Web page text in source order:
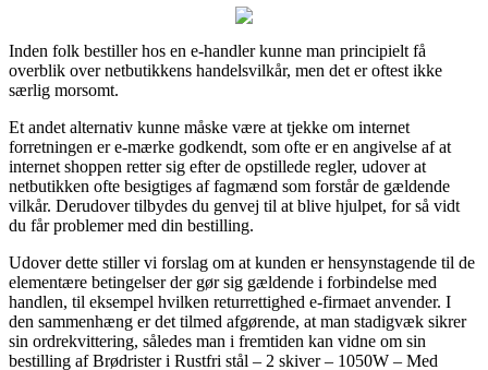
Inden folk bestiller hos en e-handler kunne man principielt få
overblik over netbutikkens handelsvilkår, men det er oftest ikke
særlig morsomt.
Et andet alternativ kunne måske være at tjekke om internet
forretningen er e-mærke godkendt, som ofte er en angivelse af at
internet shoppen retter sig efter de opstillede regler, udover at
netbutikken ofte besigtiges af fagmænd som forstår de gældende
vilkår. Derudover tilbydes du genvej til at blive hjulpet, for så vidt
du får problemer med din bestilling.
Udover dette stiller vi forslag om at kunden er hensynstagende til de
elementære betingelser der gør sig gældende i forbindelse med
handlen, til eksempel hvilken returrettighed e-firmaet anvender. I
den sammenhæng er det tilmed afgørende, at man stadigvæk sikrer
sin ordrekvittering, således man i fremtiden kan vidne om sin
bestilling af Brødrister i Rustfri stål – 2 skiver – 1050W – Med